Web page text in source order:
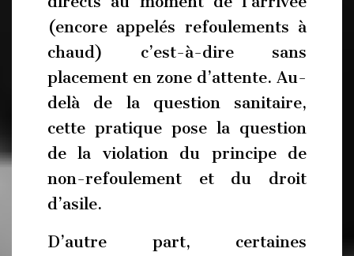
(encore appelés refoulements à
chaud) c’est-à-dire sans
placement en zone d’attente. Au-
delà de la question sanitaire,
cette pratique pose la question
de la violation du principe de
non-refoulement et du droit
d’asile.
D’autre part, certaines